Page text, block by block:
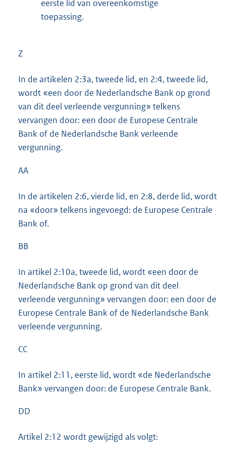
eerste lid van overeenkomstige
toepassing.
Z
In de artikelen 2:3a, tweede lid, en 2:4, tweede lid,
wordt «een door de Nederlandsche Bank op grond
van dit deel verleende vergunning» telkens
vervangen door: een door de Europese Centrale
Bank of de Nederlandsche Bank verleende
vergunning.
AA
In de artikelen 2:6, vierde lid, en 2:8, derde lid, wordt
na «door» telkens ingevoegd: de Europese Centrale
Bank of.
BB
In artikel 2:10a, tweede lid, wordt «een door de
Nederlandsche Bank op grond van dit deel
verleende vergunning» vervangen door: een door de
Europese Centrale Bank of de Nederlandsche Bank
verleende vergunning.
CC
In artikel 2:11, eerste lid, wordt «de Nederlandsche
Bank» vervangen door: de Europese Centrale Bank.
DD
Artikel 2:12 wordt gewijzigd als volgt: